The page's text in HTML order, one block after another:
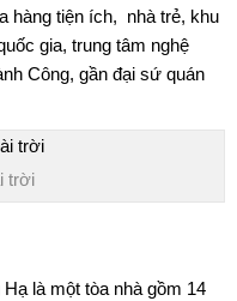
hàng tiện ích, nhà trẻ, khu
gia, trung tâm nghệ
Công, gần đại sứ quán
trời
là một tòa nhà gồm 14